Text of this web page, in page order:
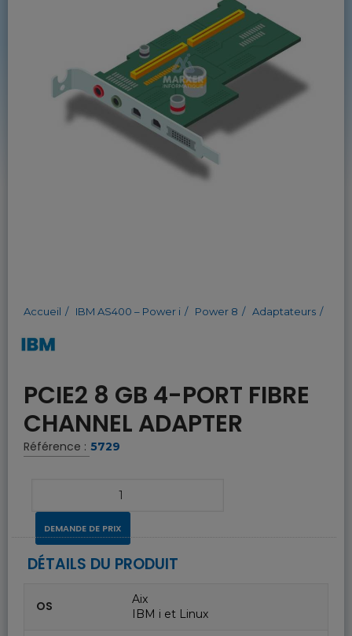
Accueil IBM AS400 – Power i Power 8 Adaptateurs
PCIE2 8 GB 4-PORT FIBRE
CHANNEL ADAPTER
Référence : 5729
DEMANDE DE PRIX
DÉTAILS DU PRODUIT
OS
Aix
IBM i et Linux